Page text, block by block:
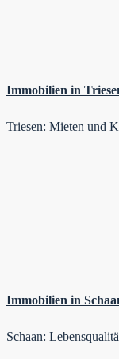
Immobilien in
Triesen: Mieten und
Immobilien in
Schaan: